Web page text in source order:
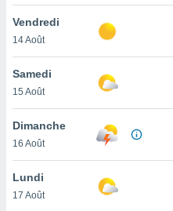
votre
à
en
le
Vendredi
14 Août
Samedi
15 Août
Dimanche
16 Août
Lundi
17 Août